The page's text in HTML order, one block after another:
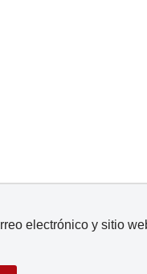
electrónico y sitio